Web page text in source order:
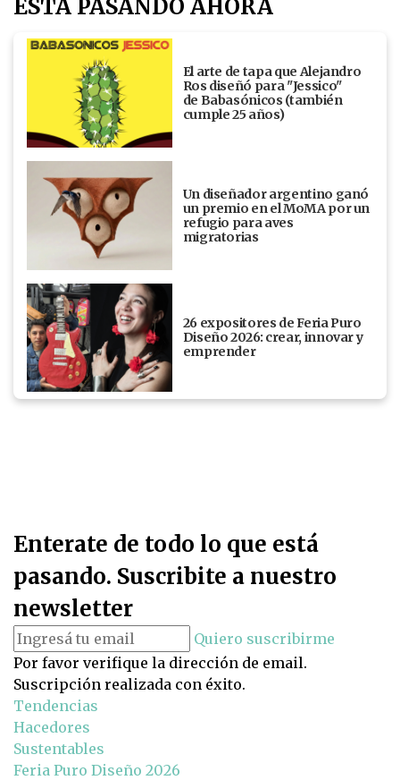
ESTÁ PASANDO AHORA
El arte de tapa que Alejandro
Ros diseñó para "Jessico"
de Babasónicos (también
cumple 25 años)
Un diseñador argentino ganó
un premio en el MoMA por un
refugio para aves
migratorias
26 expositores de Feria Puro
Diseño 2026: crear, innovar y
emprender
Enterate de todo lo que está
pasando. Suscribite a nuestro
newsletter
Quiero suscribirme
Por favor verifique la dirección de email.
Suscripción realizada con éxito.
Tendencias
Hacedores
Sustentables
Feria Puro Diseño 2026